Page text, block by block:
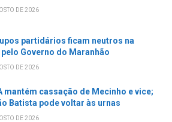
DE 2026
partidários ficam neutros na
Governo do Maranhão
DE 2026
mantém cassação de Mecinho e vice;
Batista pode voltar às urnas
DE 2026